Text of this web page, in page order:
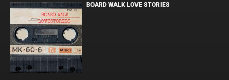
BOARD WALK LOVE STORIES